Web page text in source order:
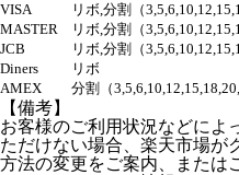
VISA
リボ,分割（
MASTER
リボ,分割（
JCB
リボ,分割（
Diners
リボ
AMEX
分割（
【備考】
お客様のご利用状況などによ
ただけない場合、楽天市場が
方法の変更をご案内、または